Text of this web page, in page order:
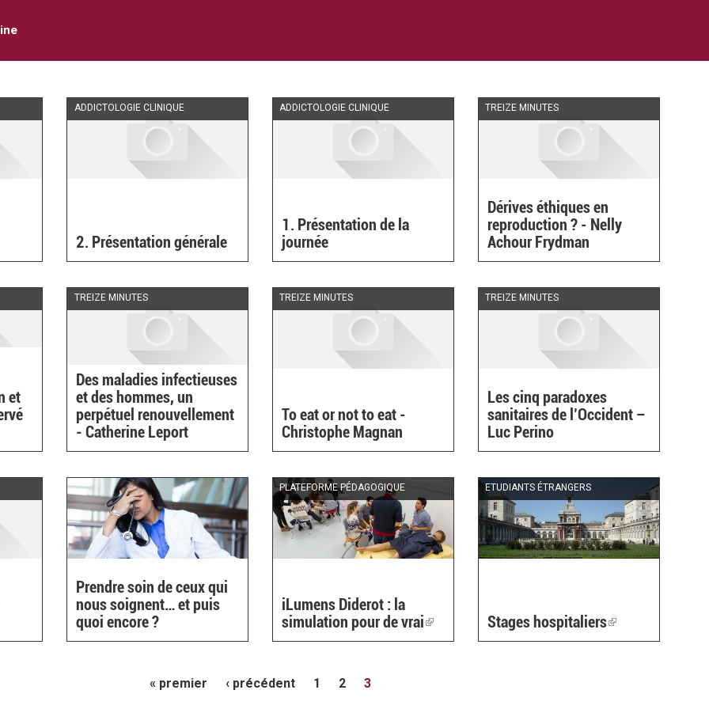
ADDICTOLOGIE CLINIQUE
2. Présentation générale
ADDICTOLOGIE CLINIQUE
1. Présentation de la
journée
TREIZE MINUTES
Dérives éthiques en
reproduction ? - Nelly
Achour Frydman
et
TREIZE MINUTES
Des maladies infectieuses
et des hommes, un
perpétuel renouvellement
- Catherine Leport
TREIZE MINUTES
To eat or not to eat -
Christophe Magnan
TREIZE MINUTES
Les cinq paradoxes
sanitaires de l’Occident –
Luc Perino
Prendre soin de ceux qui
nous soignent… et puis
quoi encore ?
PLATEFORME PÉDAGOGIQUE
iLumens Diderot : la
simulation pour de vrai(link
is
ETUDIANTS ÉTRANGERS
Stages hospitaliers(link
is
« premier ‹ précédent 1 2 3